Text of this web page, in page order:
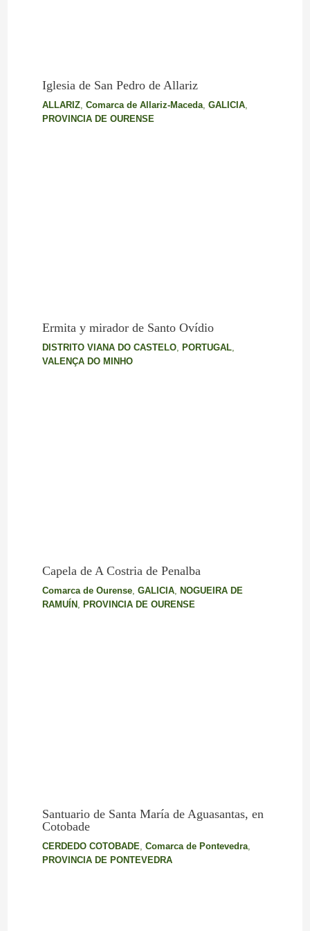
Iglesia de San Pedro de Allariz
ALLARIZ, Comarca de Allariz-Maceda, GALICIA,
PROVINCIA DE OURENSE
Ermita y mirador de Santo Ovídio
DISTRITO VIANA DO CASTELO, PORTUGAL,
VALENÇA DO MINHO
Capela de A Costria de Penalba
Comarca de Ourense, GALICIA,
NOGUEIRA DE
RAMUÍN
PROVINCIA DE OURENSE
Santuario de Santa María de Aguasantas, en
Cotobade
CERDEDO COTOBADE Comarca de Pontevedra,
PROVINCIA DE PONTEVEDRA